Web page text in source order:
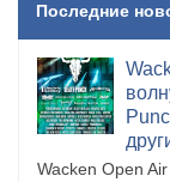
Последние
​Wacken Open